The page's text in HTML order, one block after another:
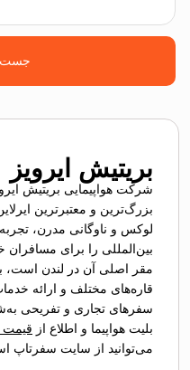
جست
بریتیش ایرویز
بزرگ‌ترین و معتبرترین
لوکس و ناوگانی مدرن،
بین‌المللی را برای مسافران
مقر اصلی آن در لندن است،
قاره‌های مختلف و ارائه
سفرهای تجاری و تفریحی
بلیت هواپیما و اطلاع از قیمت
می‌توانید از سایت سفرتاپ